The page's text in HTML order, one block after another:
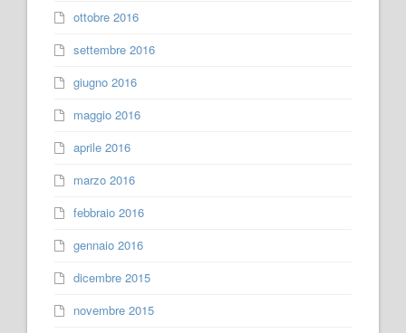
ottobre 2016
settembre 2016
giugno 2016
maggio 2016
aprile 2016
marzo 2016
febbraio 2016
gennaio 2016
dicembre 2015
novembre 2015